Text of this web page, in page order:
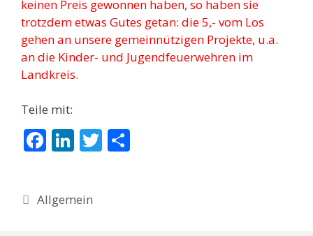
keinen Preis gewonnen haben, so haben sie
trotzdem etwas Gutes getan: die 5,- vom Los
gehen an unsere gemeinnützigen Projekte, u.a.
an die Kinder- und Jugendfeuerwehren im
Landkreis.
Teile mit:
F
b
Li
e
T
Allgemein